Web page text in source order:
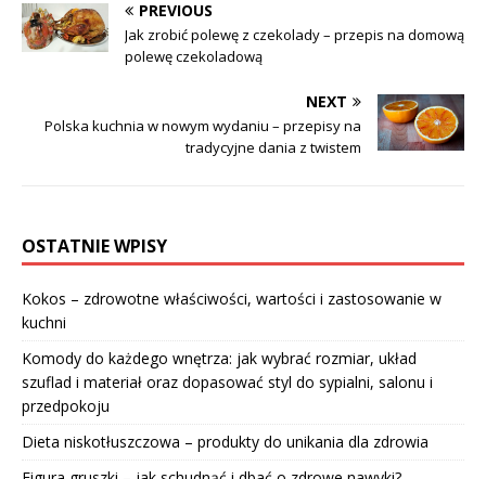
PREVIOUS
Jak zrobić polewę z czekolady – przepis na domową
polewę czekoladową
NEXT
Polska kuchnia w nowym wydaniu – przepisy na
tradycyjne dania z twistem
OSTATNIE WPISY
Kokos – zdrowotne właściwości, wartości i zastosowanie w
kuchni
Komody do każdego wnętrza: jak wybrać rozmiar, układ
szuflad i materiał oraz dopasować styl do sypialni, salonu i
przedpokoju
Dieta niskotłuszczowa – produkty do unikania dla zdrowia